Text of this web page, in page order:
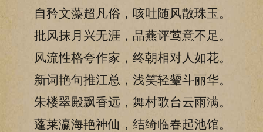
自矜文藻超凡俗，咳吐随风散珠玉。
批风抹月兴无涯，品燕评莺意不足。
风流性格夸作家，终朝相对人如花。
新词艳句推江总，浅笑轻颦斗丽华。
朱楼翠殿飘香远，舞村歌台云雨满。
蓬莱瀛海艳神仙，结绮临春起池馆。